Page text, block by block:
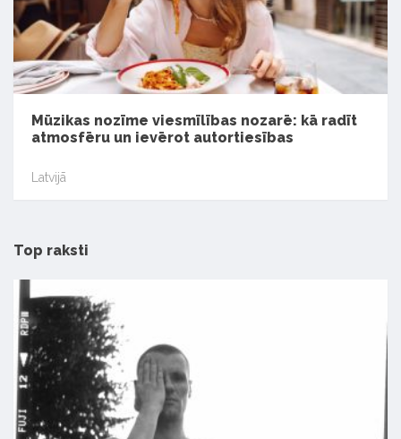
Mūzikas nozīme viesmīlības nozarē: kā radīt
atmosfēru un ievērot autortiesības
Latvijā
Top raksti